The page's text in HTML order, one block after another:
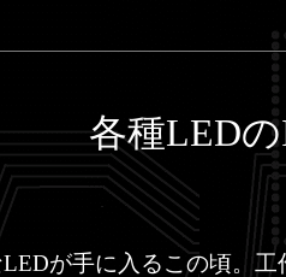
各種LED
が手に入るこの頃。工